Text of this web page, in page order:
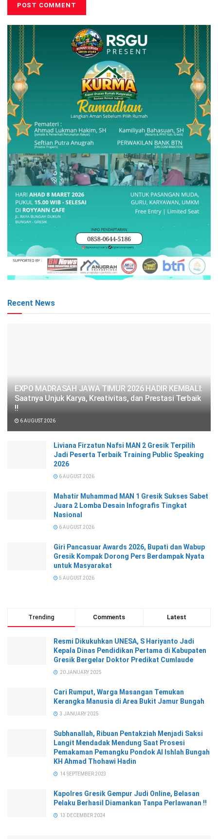
Recent News
EXPO MADRASAH JAWA TIMUR 2026 HADIR KEMBALI:
Saatnya Unjuk Karya, Kreativitas, dan Prestasi Terbaik
!!
6 AUGUST 2026
Liviana Firzatun Nafsi MAN 2 Gresik Terpilih
Jadi Peserta Terbaik Training Public Speaking
2026
6 AUGUST 2026
Mahatir Muhammad MAN 1 Gresik Sukses Sabet
Juara 2 Lomba Desain Infografis Tingkat
Nasional
6 AUGUST 2026
Giri Pancasuar Awards 2026, Bupati dan Wabup
Gresik Kompak Dorong Pers Berdampak Nyata
untuk Masyarakat
5 AUGUST 2026
Trending Comments Latest
Resmi Dikukuhkan UNESA, S Hariyanto Jadi
Kepala Dinas Pendidikan Pertama di Kabupaten
Gresik Bergelar Doktor Predikat Cumlaude
20 JANUARY 2025
Cari Rumput, Warga Masangan Temukan
Kerangka Manusia di Area Bukit Jamur Bungah
3 JANUARY 2025
Subhanallah, Ribuan Pentakziah Menjadi Saksi
Langit Mendadak Mendung Saat Prosesi
Pemakaman Pemangku Pondok Al Ishlah Bungah
KH Ahmad Thohawi Hadin
14 SEPTEMBER 2023
Kapolres Gresik Gempur Judi Online, Belasan
Pelaku Berhasil Diamankan Tanpa Perlawanan !!
13 DECEMBER 2024